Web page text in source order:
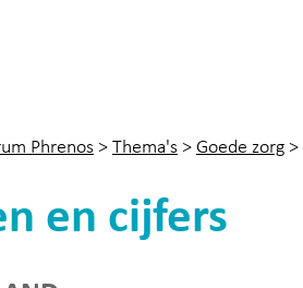
Phrenos > Thema's > Goede zorg >
en cijfers